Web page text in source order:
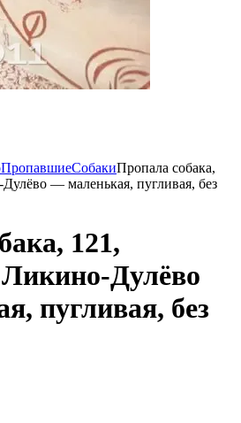
ПропавшиеСобакиПропала собака,
— маленькая, пугливая, без
121,
Дулёво
пугливая, без